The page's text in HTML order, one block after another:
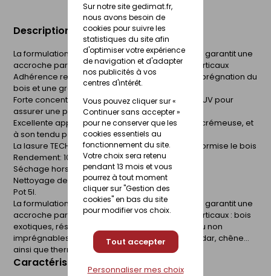
Sur notre site gedimat.fr,
nous avons besoin de
cookies pour suivre les
statistiques du site afin
d'optimiser votre expérience
de navigation et d'adapter
nos publicités à vos
centres d'intérêt.
Vous pouvez cliquer sur «
Continuer sans accepter »
pour ne conserver que les
cookies essentiels au
fonctionnement du site.
Votre choix sera retenu
pendant 13 mois et vous
pourrez à tout moment
cliquer sur "Gestion des
cookies" en bas du site
pour modifier vos choix.
Tout accepter
Personnaliser mes choix
Description du produit
La formulation unique de la lasure TECH-WOOD® garantit une
accroche parfaite sur tous les bois extérieurs verticaux
Adhérence renforcée grâce à une meilleure imprégnation du
bois et une grande souplesse du film protecteur
Forte concentration en pigments et agents Anti-UV pour
assurer une protection longue durée
Excellente applicabilité grâce à sa consistance crémeuse, et
à son tendu parfait
La lasure TECH-WOOD® protège, embellit et uniformise le bois
Rendement: 10-14 m²/L/couche
Séchage hors poussières : 1 heure environ
Nettoyage des ustensiles : avec de l'eau
Pot 5l.
La formulation unique de la lasure TECH-WOOD® garantit une
accroche parfaite sur tous les bois extérieurs verticaux : bois
exotiques, résineux ou tendres, y compris peu ou non
imprégnables tels que mélèze, douglas, red cedar, chêne...
ainsi que thermotraités et autoclavés.
Caractéristiques du produit